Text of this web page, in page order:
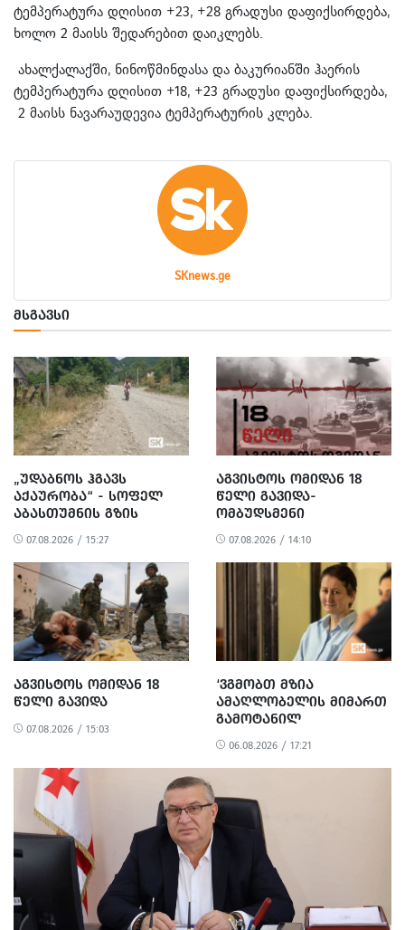
ტემპერატურა დღისით +23, +28 გრადუსი დაფიქსირდება,
ხოლო 2 მაისს შედარებით დაიკლებს.
ახალქალაქში, ნინოწმინდასა და ბაკურიანში ჰაერის
ტემპერატურა დღისით +18, +23 გრადუსი დაფიქსირდება,
2 მაისს ნავარაუდევია ტემპერატურის კლება.
SKnews.ge
ᲛᲡᲒᲐᲕᲡᲘ
„ᲣᲓᲐᲑᲜᲝᲡ ᲰᲒᲐᲕᲡ
ᲐᲥᲐᲣᲠᲝᲑᲐ“ - ᲡᲝᲤᲔᲚ
ᲐᲑᲐᲡᲗᲣᲛᲜᲘᲡ ᲒᲖᲘᲡ
ᲠᲔᲐᲑᲘᲚᲘᲢᲐᲪᲘᲐ ᲓᲐ
ᲛᲝᲡᲐᲮᲚᲔᲝᲑᲘᲡ
ᲞᲠᲝᲢᲔᲡᲢᲘ
07.08.2026 / 15:27
ᲐᲒᲕᲘᲡᲢᲝᲡ ᲝᲛᲘᲓᲐᲜ 18
ᲬᲔᲚᲘ ᲒᲐᲕᲘᲓᲐ
07.08.2026 / 15:03
ᲐᲒᲕᲘᲡᲢᲝᲡ ᲝᲛᲘᲓᲐᲜ 18
ᲬᲔᲚᲘ ᲒᲐᲕᲘᲓᲐ-
ᲝᲛᲑᲣᲓᲡᲛᲔᲜᲘ
ᲒᲐᲜᲪᲮᲐᲓᲔᲑᲐᲡ
ᲐᲕᲠᲪᲔᲚᲔᲑᲡ
07.08.2026 / 14:10
‘ᲕᲒᲛᲝᲑᲗ ᲛᲖᲘᲐ
ᲐᲛᲐᲦᲚᲝᲑᲔᲚᲘᲡ ᲛᲘᲛᲐᲠᲗ
ᲒᲐᲛᲝᲢᲐᲜᲘᲚ
ᲐᲠᲐᲞᲠᲝᲞᲝᲠᲪᲘᲣᲚ ᲓᲐ
ᲞᲝᲚᲘᲢᲘᲖᲔᲑᲣᲚ
ᲒᲐᲜᲐᲩᲔᲜᲡ’ -
06.08.2026 / 17:21